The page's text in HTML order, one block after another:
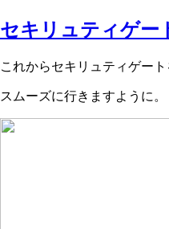
セキリュティゲー
これからセキリュティゲート
スムーズに行きますように。